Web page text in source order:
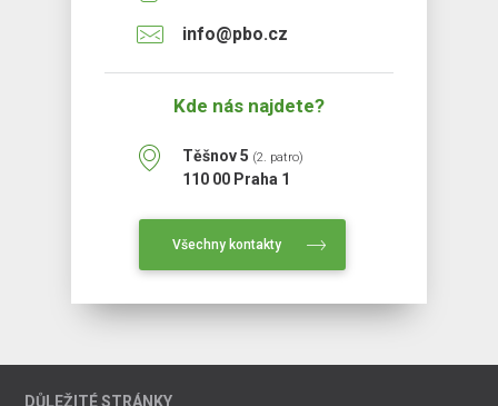
info@pbo.cz
Kde nás najdete?
Těšnov 5 (2. patro)
110 00 Praha 1
Všechny kontakty
DŮLEŽITÉ STRÁNKY